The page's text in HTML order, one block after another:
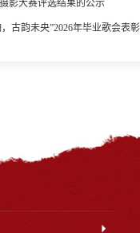
影大赛评选结果的公示
古韵未央”2026年毕业歌会表